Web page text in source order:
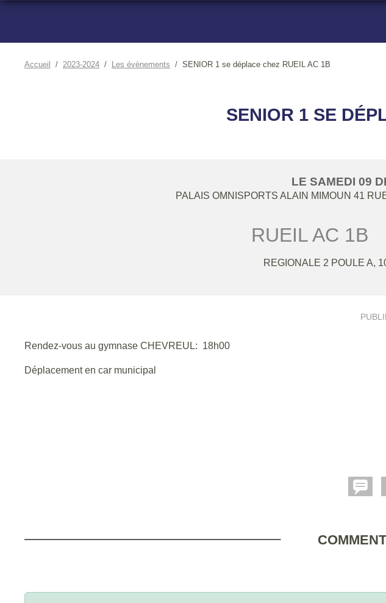
Accueil 2023-2024 Les évènements SENIOR 1 se déplace chez RUEIL AC 1B
SENIOR 1 SE
LE SAMEDI 09
PALAIS OMNISPORTS ALAIN MIMOUN 41
RUEIL AC 1B
REGIONALE 2 POULE A,
Rendez-vous au gymnase CHEVREUL: 18h00
Déplacement en car municipal